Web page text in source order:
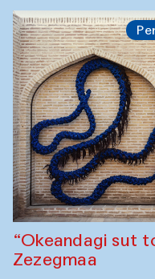
“Okeandagi sut
Zezegmaa